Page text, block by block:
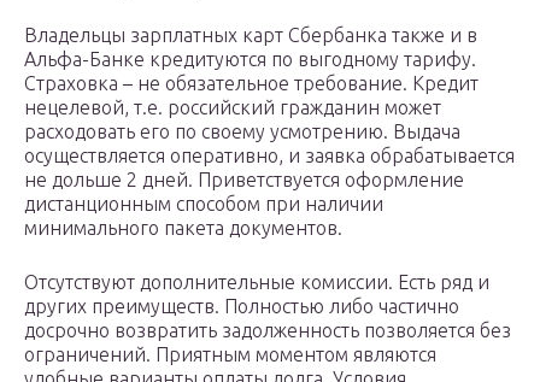
Владельцы зарплатных карт Сбербанка также и в
Альфа-Банке кредитуются по выгодному тарифу.
Страховка – не обязательное требование. Кредит
нецелевой, т.е. российский гражданин может
расходовать его по своему усмотрению. Выдача
осуществляется оперативно, и заявка обрабатывается
не дольше 2 дней. Приветствуется оформление
дистанционным способом при наличии
минимального пакета документов.
Отсутствуют дополнительные комиссии. Есть ряд и
других преимуществ. Полностью либо частично
досрочно возвратить задолженность позволяется без
ограничений. Приятным моментом являются